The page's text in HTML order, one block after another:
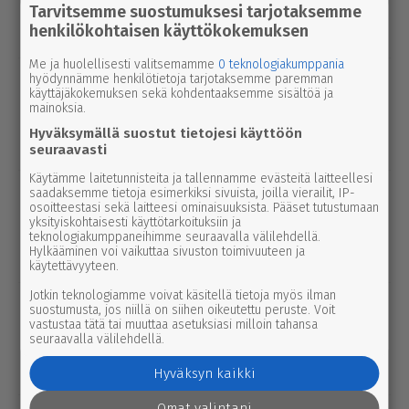
seu­dussa mah­dol­li­suu­den ravi- ja
tapah­tu­ma­kes­kuk­selle
uutinen8.8.2026 2.55
Syyttäjä ei nosta syytettä Parkanon
kal­ja­ko­hussa – luo­tet­ta­vaa kuvaa
tapah­tu­mien kulusta ei syntynyt
uutinen8.8.2026 3.00
Pie­no­sak­kai­den yhteis­työtä tarvitaan
edelleen Lep­pä­kos­kessa, tuumivat
Jukka Vesanto ja Esa Talonen
uutinen7.8.2026 3.00
Afrik­ka­lai­nen sikarutto tuli Kaakkois-
Suomeen – vil­li­si­ka­ha­vain­noista on
nyt syytä ilmoittaa myös täällä
Tarvitsemme suostumuksesi tarjotaksemme
henkilökohtaisen käyttökokemuksen
Me ja huolellisesti valitsemamme 0 teknologiakumppania
hyödynnämme henkilötietoja tarjotaksemme paremman
käyttäjäkokemuksen sekä kohdentaaksemme sisältöä ja
mainoksia.
Hyväksymällä suostut tietojesi käyttöön
seuraavasti
Käytämme laitetunnisteita ja tallennamme evästeitä laitteellesi
saadaksemme tietoja esimerkiksi sivuista, joilla vierailit, IP-
osoitteestasi sekä laitteesi ominaisuuksista. Pääset tutustumaan
yksityiskohtaisesti käyttötarkoituksiin ja
teknologiakumppaneihimme seuraavalla välilehdellä.
Hylkääminen voi vaikuttaa sivuston toimivuuteen ja
käytettävyyteen.
Jotkin teknologiamme voivat käsitellä tietoja myös ilman
suostumusta, jos niillä on siihen oikeutettu peruste. Voit
vastustaa tätä tai muuttaa asetuksiasi milloin tahansa
seuraavalla välilehdellä.
Hyväksyn kaikki